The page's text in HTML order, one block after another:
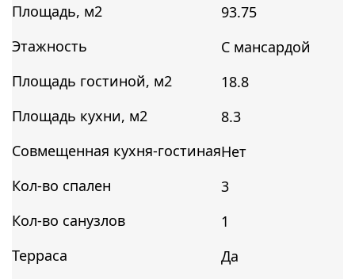
Площадь, м2
93.75
Этажность
С мансардой
Площадь гостиной, м2
18.8
Площадь кухни, м2
8.3
Совмещенная кухня-гостинаяНет
Кол-во спален
3
Кол-во санузлов
1
Терраса
Да